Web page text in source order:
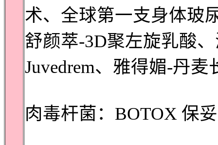
术、全球第一支身体玻
舒颜萃-3D聚左旋乳酸
Juvedrem、雅得媚-丹
肉毒杆菌：BOTOX 保